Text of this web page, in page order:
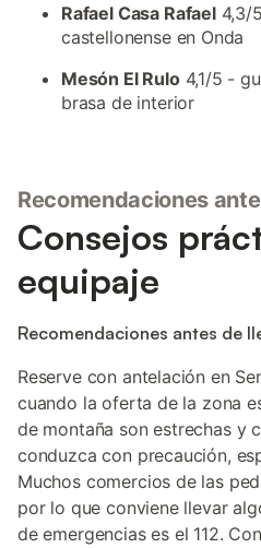
Rafael Casa Rafael4,3/
castellonense en Onda
Mesón El Rulo4,1/5 -
brasa de interior
Recomendaciones
Consejos
equipaje
Recomendaciones antes de
Reserve con antelación en
cuando la oferta de la zona
de montaña son estrechas y
conduzca con precaución,
Muchos comercios de las
por lo que conviene llevar
de emergencias es el 112.